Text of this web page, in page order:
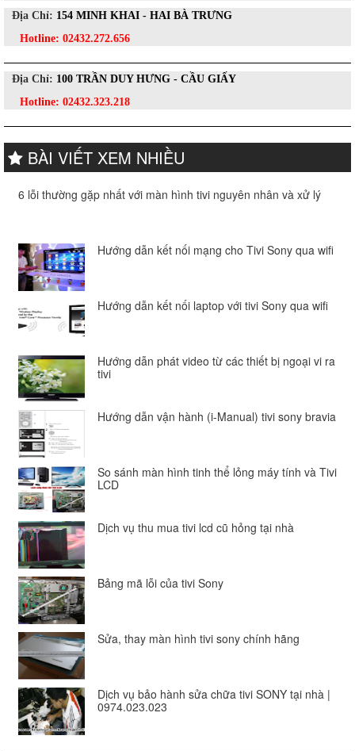
Địa Chỉ: 154 MINH KHAI - HAI BÀ TRƯNG
Hotline: 02432.272.656
Địa Chỉ: 100 TRẦN DUY HƯNG - CẦU GIẤY
Hotline: 02432.323.218
BÀI VIẾT XEM NHIỀU
6 lỗi thường gặp nhất với màn hình tivi nguyên nhân và xử lý
Hướng dẫn kết nối mạng cho Tivi Sony qua wifi
Hướng dẫn kết nối laptop với tivi Sony qua wifi
Hướng dẫn phát video từ các thiết bị ngoại vi ra
tivi
Hướng dẫn vận hành (i-Manual) tivi sony bravia
So sánh màn hình tinh thể lỏng máy tính và Tivi
LCD
Dịch vụ thu mua tivi lcd cũ hỏng tại nhà
Bảng mã lỗi của tivi Sony
Sửa, thay màn hình tivi sony chính hãng
Dịch vụ bảo hành sửa chữa tivi SONY tại nhà |
0974.023.023